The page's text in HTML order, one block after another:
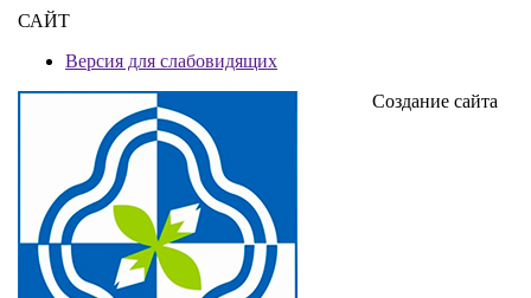
САЙТ
Версия для слабовидящих
Создание сайта